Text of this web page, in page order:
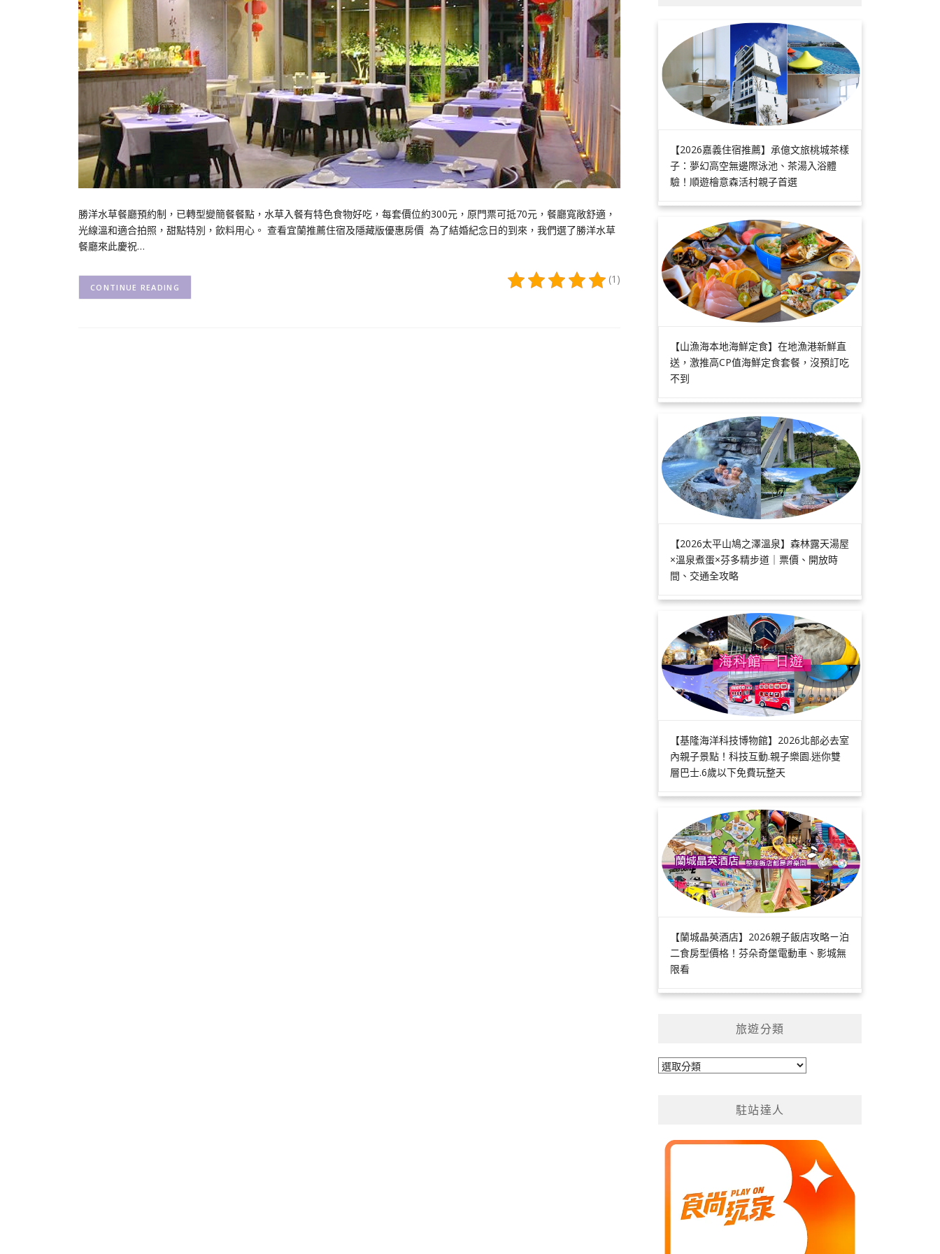
勝洋水草餐廳預約制，已轉型變簡餐餐點，水草入餐有特色食物好吃，每套價位約300元，原門票可抵70元，餐廳寬敞舒適，
光線溫和適合拍照，甜點特別，飲料用心。 查看宜蘭推薦住宿及隱藏版優惠房價 為了結婚紀念日的到來，我們選了勝洋水草
餐廳來此慶祝…
(1)
CONTINUE READING
【2026嘉義住宿推薦】承億文旅桃城茶樣
子：夢幻高空無邊際泳池、茶湯入浴體
驗！順遊檜意森活村親子首選
【山漁海本地海鮮定食】在地漁港新鮮直
送，激推高CP值海鮮定食套餐，沒預訂吃
不到
【2026太平山鳩之澤溫泉】森林露天湯屋
×溫泉煮蛋×芬多精步道｜票價、開放時
間、交通全攻略
【基隆海洋科技博物館】2026北部必去室
內親子景點！科技互動.親子樂園.迷你雙
層巴士.6歲以下免費玩整天
【蘭城晶英酒店】2026親子飯店攻略ㄧ泊
二食房型價格！芬朵奇堡電動車、影城無
限看
旅遊分類
旅
駐站達人